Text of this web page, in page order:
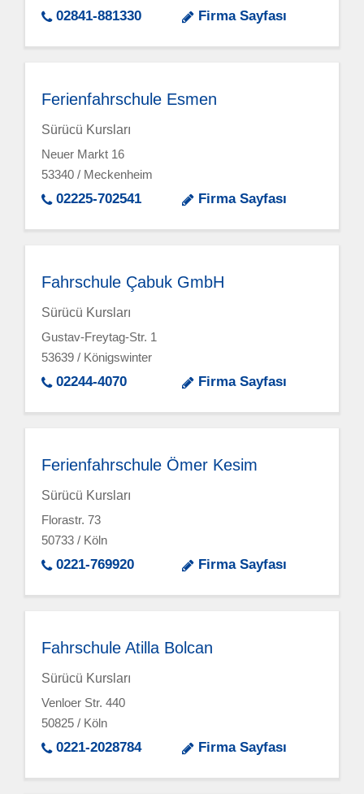
02841-881330 Firma Sayfası
Ferienfahrschule Esmen
Sürücü Kursları
Neuer Markt 16
53340 / Meckenheim
02225-702541 Firma Sayfası
Fahrschule Çabuk GmbH
Sürücü Kursları
Gustav-Freytag-Str. 1
53639 / Königswinter
02244-4070 Firma Sayfası
Ferienfahrschule Ömer Kesim
Sürücü Kursları
Florastr. 73
50733 / Köln
0221-769920 Firma Sayfası
Fahrschule Atilla Bolcan
Sürücü Kursları
Venloer Str. 440
50825 / Köln
0221-2028784 Firma Sayfası